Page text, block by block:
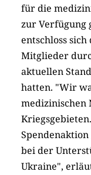
für die
zur Verfügung
entschloss
Mitglieder
aktuellen
hatten. "Wir
medizinischen
bei der
Ukraine",